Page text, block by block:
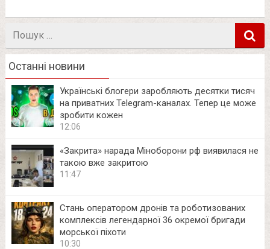
Останні новини
Українські блогери заробляють десятки тисяч
на приватних Telegram-каналах. Тепер це може
зробити кожен
12:06
«Закрита» нарада Міноборони рф виявилася не
такою вже закритою
11:47
Стань оператором дронів та роботизованих
комплексів легендарної 36 окремої бригади
морської піхоти
10:30